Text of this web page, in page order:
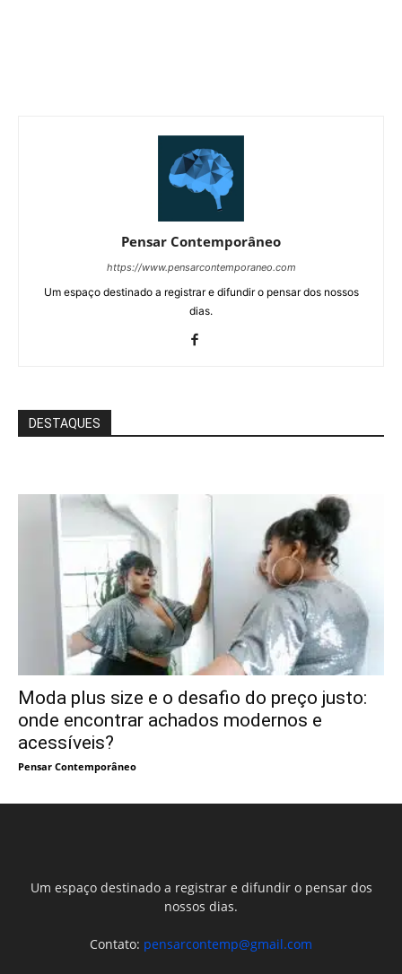
Pensar Contemporâneo
https://www.pensarcontemporaneo.com
Um espaço destinado a registrar e difundir o pensar dos nossos
dias.
DESTAQUES
Moda plus size e o desafio do preço justo:
onde encontrar achados modernos e
acessíveis?
Pensar Contemporâneo
Um espaço destinado a registrar e difundir o pensar dos
nossos dias.
Contato: pensarcontemp@gmail.com